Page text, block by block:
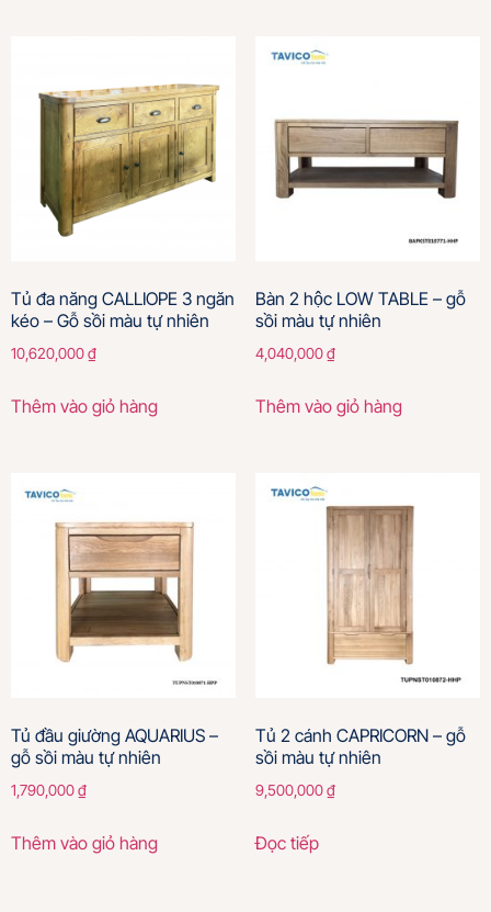
Tủ đa năng CALLIOPE 3 ngăn
kéo – Gỗ sồi màu tự nhiên
10,620,000₫
Thêm vào giỏ hàng
Bàn 2 hộc LOW TABLE – gỗ
sồi màu tự nhiên
4,040,000₫
Thêm vào giỏ hàng
Tủ đầu giường AQUARIUS –
gỗ sồi màu tự nhiên
1,790,000₫
Thêm vào giỏ hàng
Tủ 2 cánh CAPRICORN – gỗ
sồi màu tự nhiên
9,500,000₫
Đọc tiếp